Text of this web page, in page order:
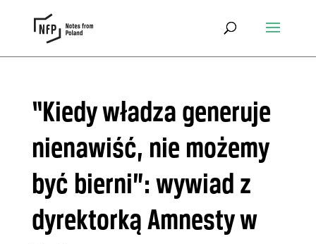
“Kiedy władza generuje
nienawiść, nie możemy
być bierni”: wywiad z
dyrektorką Amnesty w